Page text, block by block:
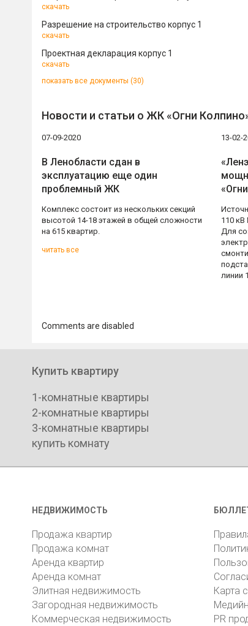
скачать
Разрешение на строительство корпус 1
скачать
Проектная декларация корпус 1
скачать
показать все документы (30)
Новости и статьи о ЖК «Огни
07-09-2020
В Ленобласти сдан в
эксплуатацию еще один
проблемный ЖК
Комплекс состоит из нескольких секций
высотой 14-18 этажей в общей сложности
на 615 квартир.
читать все
13-02-
110
Для
линии
Comments are disabled
Купить квартиру
1-комнатные квартиры
2-комнатные квартиры
3-комнатные квартиры
купить комнату
НЕДВИЖИМОСТЬ
Продажа квартир
Продажа комнат
Аренда квартир
Аренда комнат
Элитная недвижимость
Загородная недвижимость
Коммерческая недвижимость
Карта
PR